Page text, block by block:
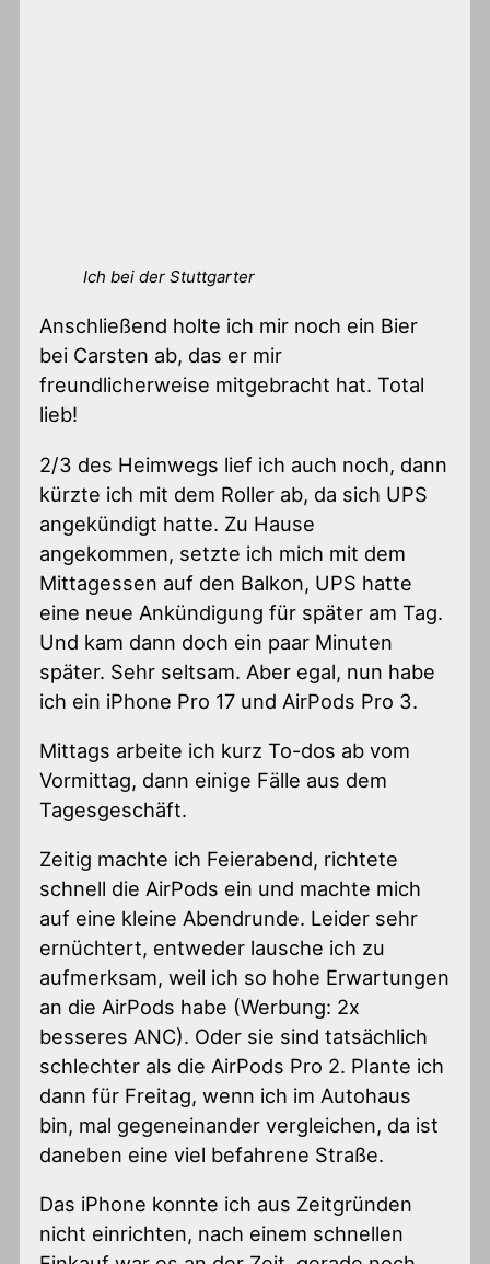
Ich bei der Stuttgarter
Anschließend holte ich mir noch ein Bier
bei Carsten ab, das er mir
freundlicherweise mitgebracht hat. Total
lieb!
2/3 des Heimwegs lief ich auch noch, dann
kürzte ich mit dem Roller ab, da sich UPS
angekündigt hatte. Zu Hause
angekommen, setzte ich mich mit dem
Mittagessen auf den Balkon, UPS hatte
eine neue Ankündigung für später am Tag.
Und kam dann doch ein paar Minuten
später. Sehr seltsam. Aber egal, nun habe
ich ein iPhone Pro 17 und AirPods Pro 3.
Mittags arbeite ich kurz To-dos ab vom
Vormittag, dann einige Fälle aus dem
Tagesgeschäft.
Zeitig machte ich Feierabend, richtete
schnell die AirPods ein und machte mich
auf eine kleine Abendrunde. Leider sehr
ernüchtert, entweder lausche ich zu
aufmerksam, weil ich so hohe Erwartungen
an die AirPods habe (Werbung: 2x
besseres ANC). Oder sie sind tatsächlich
schlechter als die AirPods Pro 2. Plante ich
dann für Freitag, wenn ich im Autohaus
bin, mal gegeneinander vergleichen, da ist
daneben eine viel befahrene Straße.
Das iPhone konnte ich aus Zeitgründen
nicht einrichten, nach einem schnellen